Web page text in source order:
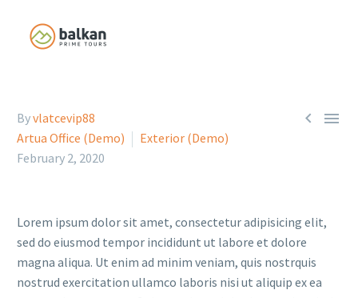
 
Byvlatcevip88
Artua Office (Demo)
Exterior (Demo)
February 2, 2020
Lorem ipsum dolor sit amet, consectetur adipisicing elit,
sed do eiusmod tempor incididunt ut labore et dolore
magna aliqua. Ut enim ad minim veniam, quis nostrquis
nostrud exercitation ullamco laboris nisi ut aliquip ex ea